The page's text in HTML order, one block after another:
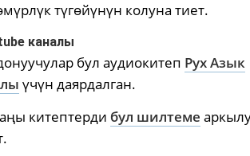
түгөйүнүн колуна тиет.
каналы
бул аудиокитеп Рух Азык
үчүн даярдалган.
китептерди бул шилтеме